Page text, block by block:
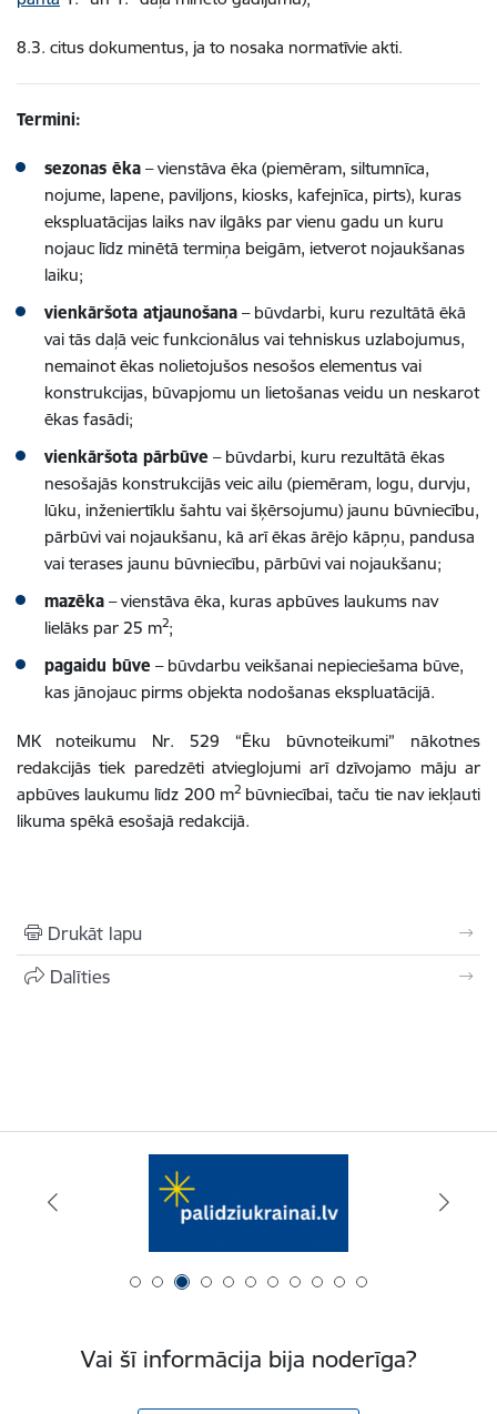
8.3. citus dokumentus, ja to nosaka normatīvie akti.
Termini:
sezonas ēka – vienstāva ēka (piemēram, siltumnīca,
nojume, lapene, paviljons, kiosks, kafejnīca, pirts), kuras
ekspluatācijas laiks nav ilgāks par vienu gadu un kuru
nojauc līdz minētā termiņa beigām, ietverot nojaukšanas
laiku;
vienkāršota atjaunošana – būvdarbi, kuru rezultātā ēkā
vai tās daļā veic funkcionālus vai tehniskus uzlabojumus,
nemainot ēkas nolietojušos nesošos elementus vai
konstrukcijas, būvapjomu un lietošanas veidu un neskarot
ēkas fasādi;
vienkāršota pārbūve – būvdarbi, kuru rezultātā ēkas
nesošajās konstrukcijās veic ailu (piemēram, logu, durvju,
lūku, inženiertīklu šahtu vai šķērsojumu) jaunu būvniecību,
pārbūvi vai nojaukšanu, kā arī ēkas ārējo kāpņu, pandusa
vai terases jaunu būvniecību, pārbūvi vai nojaukšanu;
mazēka – vienstāva ēka, kuras apbūves laukums nav
lielāks par 25 m2;
pagaidu būve – būvdarbu veikšanai nepieciešama būve,
kas jānojauc pirms objekta nodošanas ekspluatācijā.
MK noteikumu Nr. 529 “Ēku būvnoteikumi” nākotnes
redakcijās tiek paredzēti atvieglojumi arī dzīvojamo māju ar
apbūves laukumu līdz 200 m2būvniecībai, taču tie nav iekļauti
likuma spēkā esošajā redakcijā.
Drukāt lapu
Dalīties
Vai šī informācija bija noderīga?